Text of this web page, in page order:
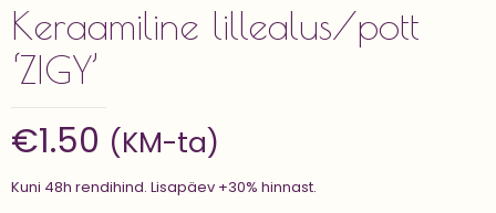
Keraamiline lillealus/pott
‘ZIGY’
€1.50 (KM-ta)
Kuni 48h rendihind. Lisapäev +30% hinnast.